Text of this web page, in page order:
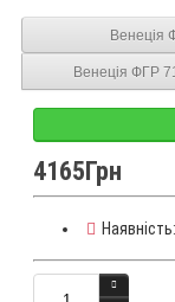
Венеція
Венеція ФГР
4165Грн
Наявність: